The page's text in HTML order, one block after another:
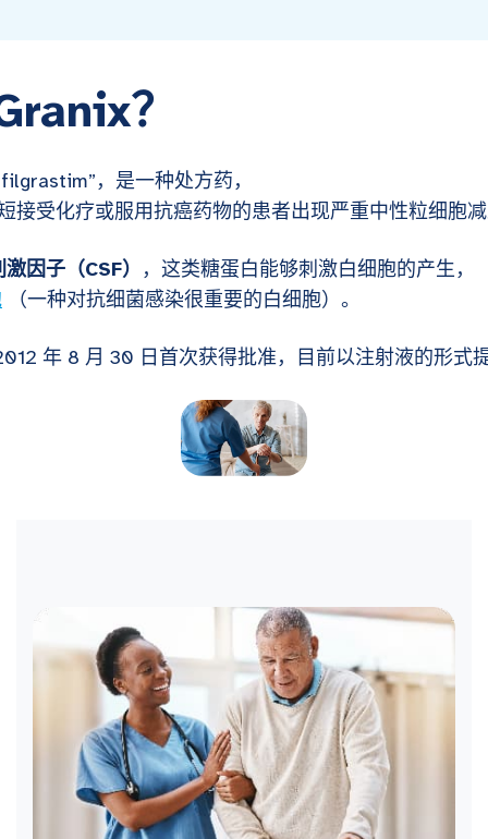
？
，是一种处方药，
接受化疗或服用抗癌药物的患者出现严重中性粒细胞
因子（CSF）
，这类糖蛋白能够刺激白细胞的产生，
（一种对抗细菌感染很重要的白细胞）。
年 8 月 30 日首次获得批准，目前以注射液的形式